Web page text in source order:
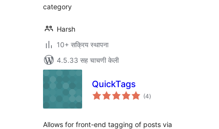
category
Harsh
10+ सक्रिय स्थापना
4.5.33 सह चाचणी केली
QuickTags
(4एकूण
मूल्यांकन
)
Allows for front-end tagging of posts via